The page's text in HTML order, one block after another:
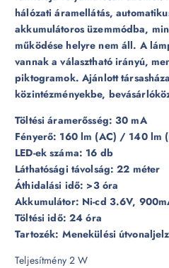
hálózati áramellátás,
akkumulátoros üzemmódba,
működése helyre nem áll. A
vannak a választható irányú,
piktogramok. Ajánlott
közintézményekbe,
Töltési áramerősség: 30 mA
Fényerő: 160 lm (AC) / 140 lm
LED-ek száma: 16 db
Láthatósági távolság: 22 méter
Áthidalási idő: >3 óra
Akkumulátor: Ni-cd 3.6V,
Töltési idő: 24 óra
Tartozék: Menekülési
Teljesítmény 2 W